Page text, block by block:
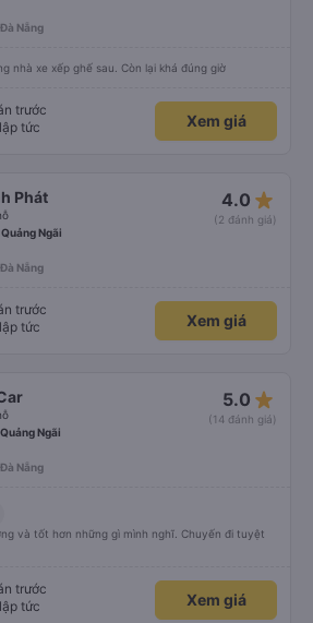
Nẵng
nhà xe xếp ghế sau. Còn lại khá đúng giờ
trước
tức
Xem giá
Phát 4.0 star_rate
(2 đánh giá)
Ngãi
Nẵng
trước
tức
Xem giá
5.0 star_rate
(14 đánh giá)
Ngãi
Nẵng
và tốt hơn những gì mình nghĩ. Chuyến đi tuyệt
trước
tức
Xem giá